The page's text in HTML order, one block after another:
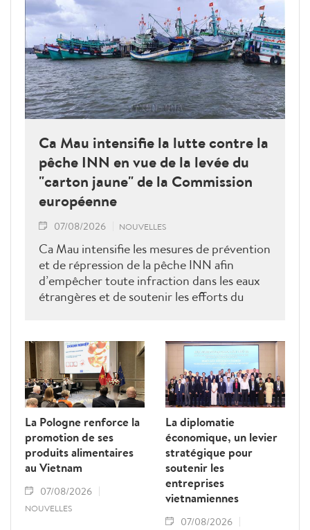
Ca Mau intensifie la lutte contre la
pêche INN en vue de la levée du
"carton jaune" de la Commission
européenne
07/08/2026 NOUVELLES
Ca Mau intensifie les mesures de prévention
et de répression de la pêche INN afin
d’empêcher toute infraction dans les eaux
étrangères et de soutenir les efforts du
La Pologne renforce la
promotion de ses
produits alimentaires
au Vietnam
07/08/2026
NOUVELLES
La diplomatie
économique, un levier
stratégique pour
soutenir les
entreprises
vietnamiennes
07/08/2026